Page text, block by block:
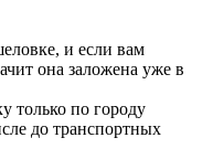
и если вам
она заложена уже в
только по городу
до транспортных